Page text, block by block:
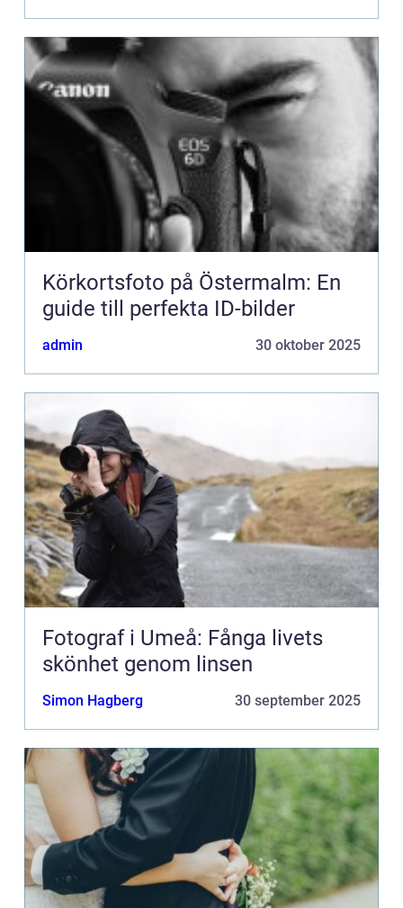
Körkortsfoto på Östermalm: En
guide till perfekta ID-bilder
admin 30 oktober 2025
Fotograf i Umeå: Fånga livets
skönhet genom linsen
Simon Hagberg 30 september 2025